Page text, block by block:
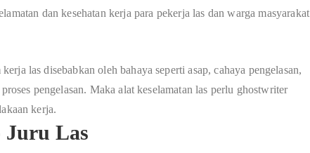
lamatan dan kesehatan kerja para pekerja las dan warga masyarakat
las disebabkan oleh bahaya seperti asap, cahaya pengelasan,
pengelasan. Maka alat keselamatan las perlu ghostwriter
kerja.
Juru Las